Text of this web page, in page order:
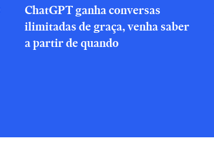
ChatGPT ganha conversas
ilimitadas de graça, venha saber
a partir de quando